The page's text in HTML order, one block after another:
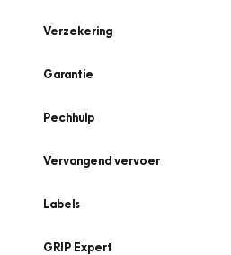
Verzekering
Garantie
Pechhulp
Vervangend vervoer
Labels
GRIP Expert